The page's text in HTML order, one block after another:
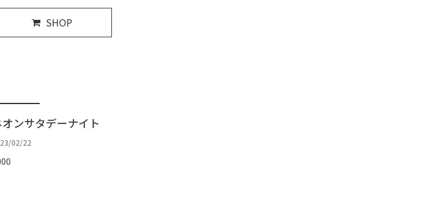
SHOP
オンサタデーナイト
02/22